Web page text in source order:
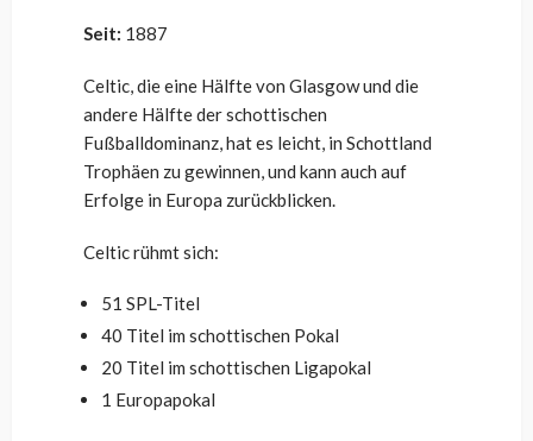
Seit: 1887
Celtic, die eine Hälfte von Glasgow und die
andere Hälfte der schottischen
Fußballdominanz, hat es leicht, in Schottland
Trophäen zu gewinnen, und kann auch auf
Erfolge in Europa zurückblicken.
Celtic rühmt sich:
51 SPL-Titel
40 Titel im schottischen Pokal
20 Titel im schottischen Ligapokal
1 Europapokal